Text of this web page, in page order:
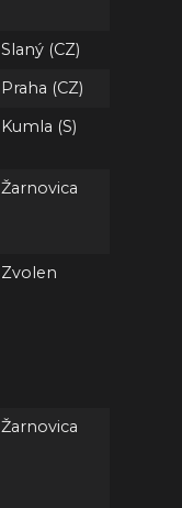
Slaný (CZ)
Praha (CZ)
Kumla (S)
Žarnovica
Zvolen
Žarnovica